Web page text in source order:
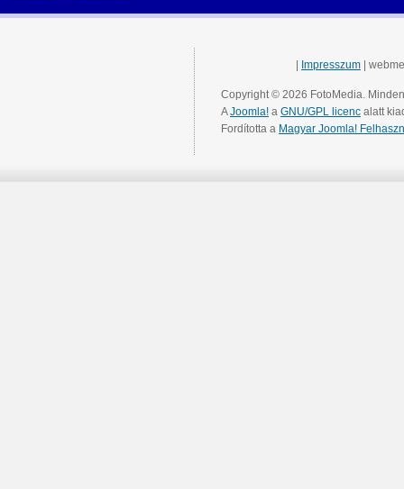
Impresszum |
Copyright © 2026 FotoMedia.
AJoomla! a GNU/GPL licenc alatt
Fordította a Magyar Joomla!